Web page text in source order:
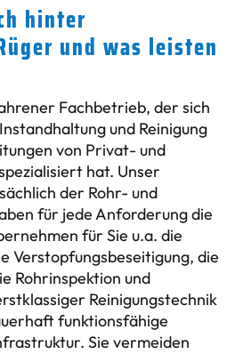
hinter
und was leisten
Fachbetrieb, der sich
und Reinigung
von Privat- und
hat. Unser
der Rohr- und
für jede Anforderung die
für Sie u.a. die
Verstopfungsbeseitigung, die
Rohrinspektion und
Reinigungstechnik
funktionsfähige
Sie vermeiden